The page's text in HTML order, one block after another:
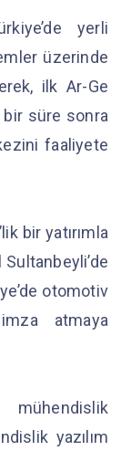
yerli
üzerinde
ilk Ar-Ge
bir süre sonra
faaliyete
bir yatırımla
otomotiv
atmaya
mühendislik
yazılım